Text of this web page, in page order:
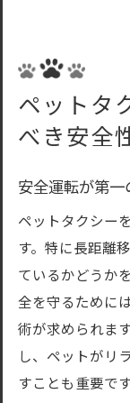
ペットタ
べき安全
安全運転が第
ペットタクシー
す。特に長距離
ているかどうか
全を守るために
術が求められま
し、ペットがリ
すことも重要で